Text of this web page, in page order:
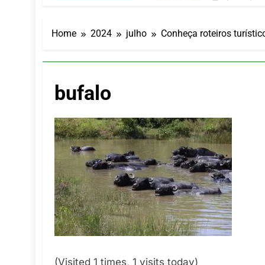
Turismo
Hotel
Executivo
Azul
5 De Agosto De
Home 2024 julho Conheça roteiros
bufalo
(Visited 1 times, 1 visits today)